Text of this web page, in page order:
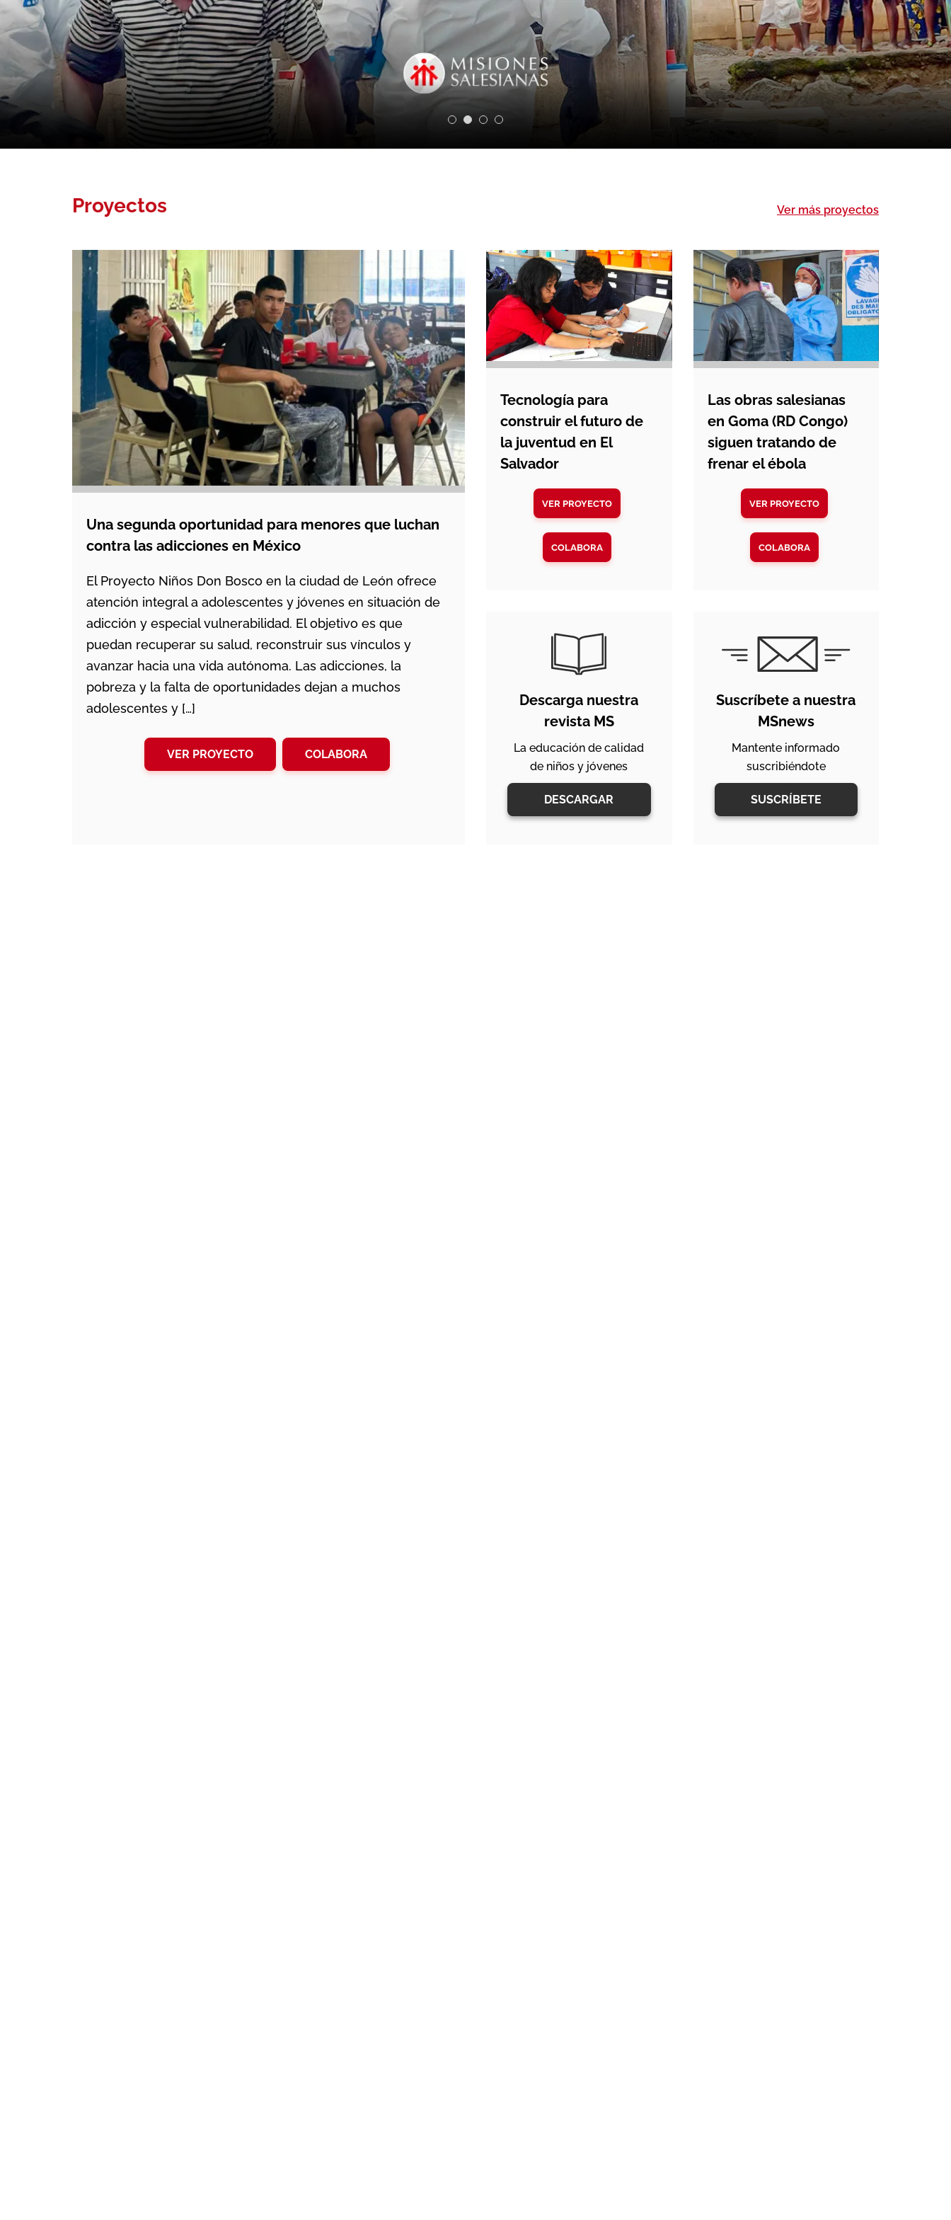
Ver más proyectos
Proyectos
Una segunda oportunidad para menores que luchan
contra las adicciones en México
El Proyecto Niños Don Bosco en la ciudad de León ofrece
atención integral a adolescentes y jóvenes en situación de
adicción y especial vulnerabilidad. El objetivo es que
puedan recuperar su salud, reconstruir sus vínculos y
avanzar hacia una vida autónoma. Las adicciones, la
pobreza y la falta de oportunidades dejan a muchos
adolescentes y […]
VER PROYECTO COLABORA
Tecnología para
construir el futuro de
la juventud en El
Salvador
VER PROYECTO
COLABORA
Las obras salesianas
en Goma (RD Congo)
siguen tratando de
frenar el ébola
VER PROYECTO
COLABORA
Descarga nuestra
revista MS
La educación de calidad
de niños y jóvenes
DESCARGAR
Suscríbete a nuestra
MSnews
Mantente informado
suscribiéndote
SUSCRÍBETE